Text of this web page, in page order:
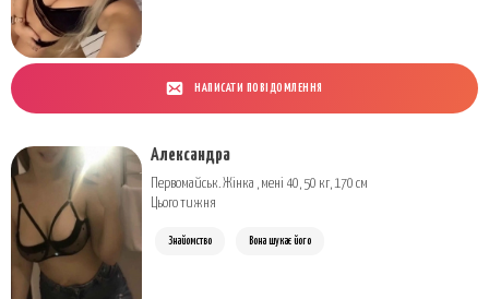
НАПИСАТИ ПОВІДОМЛЕННЯ
Александра
Первомайськ. Жінка , мені 40, 50 кг, 170 см
Цього тижня
Знайомство Вона шукає його